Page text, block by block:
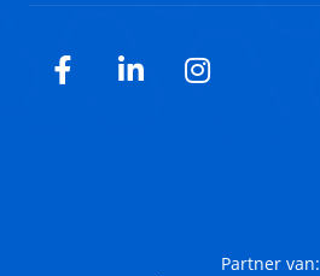
Facebook
LinkedInInstagram
Partner van: